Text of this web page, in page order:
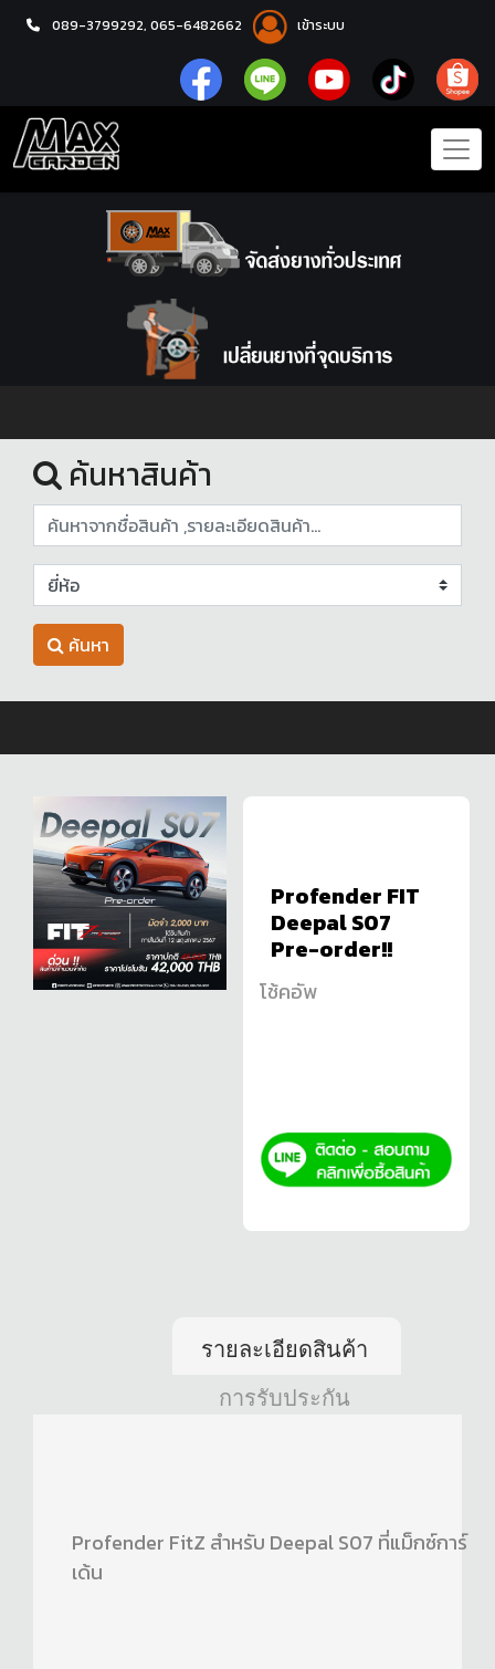
089-3799292, 065-6482662 เข้าระบบ
หน้าแรก
ค้นหาสินค้า
ค้นหา
Profender FIT
Deepal S07
Pre-order!!
โช้คอัพ
รายละเอียดสินค้า
การรับประกัน
Profender FitZ สำหรับ Deepal S07 ที่แม็กซ์การ์
เด้น